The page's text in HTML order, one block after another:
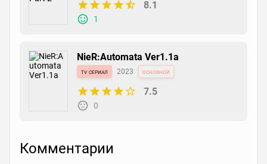
8.1
1
NieR:Automata Ver1.1a
tv сериал 2023 основной
7.5
0
Комментарии